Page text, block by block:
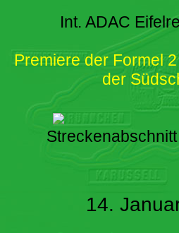
Int. ADAC
Premiere der Formel
der
14.